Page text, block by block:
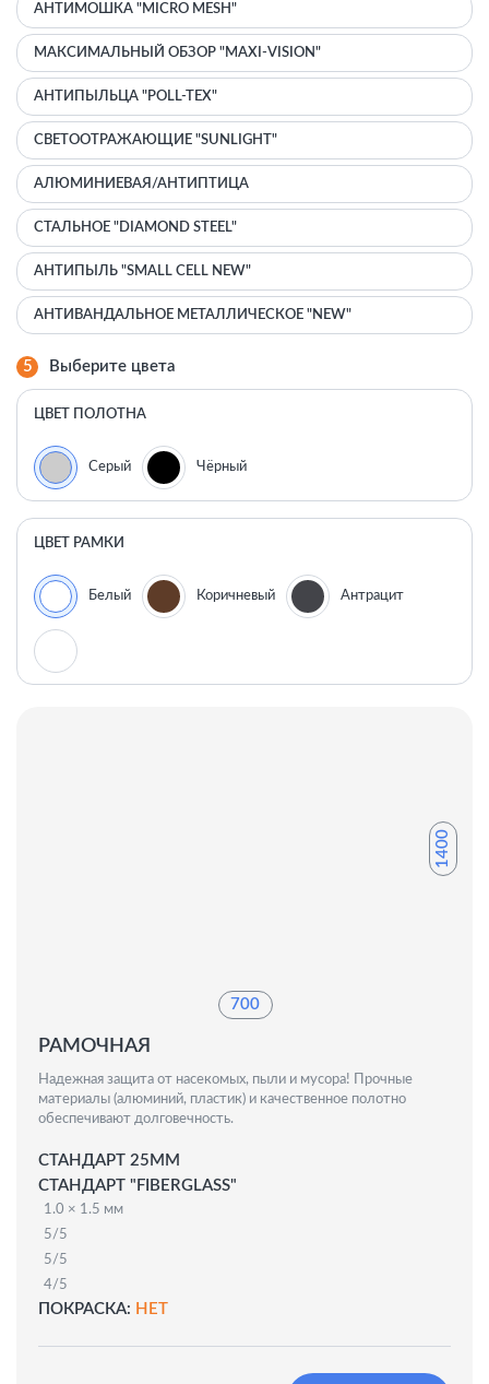
АНТИМОШКА "MICRO MESH"
МАКСИМАЛЬНЫЙ ОБЗОР "MAXI-VISION"
АНТИПЫЛЬЦА "POLL-TEX"
СВЕТООТРАЖАЮЩИЕ "SUNLIGHT"
АЛЮМИНИЕВАЯ/АНТИПТИЦА
СТАЛЬНОЕ "DIAMOND STEEL"
АНТИПЫЛЬ "SMALL CELL NEW"
АНТИВАНДАЛЬНОЕ МЕТАЛЛИЧЕСКОЕ "NEW"
5 Выберите цвета
ЦВЕТ ПОЛОТНА
Серый Чёрный
ЦВЕТ РАМКИ
Белый Коричневый Антрацит
РАМОЧНАЯ
Надежная защита от насекомых, пыли и мусора! Прочные
материалы (алюминий, пластик) и качественное полотно
обеспечивают долговечность.
СТАНДАРТ 25ММ
СТАНДАРТ "FIBERGLASS"
1.0 × 1.5 мм
5/5
5/5
4/5
ПОКРАСКА: НЕТ
700
1400